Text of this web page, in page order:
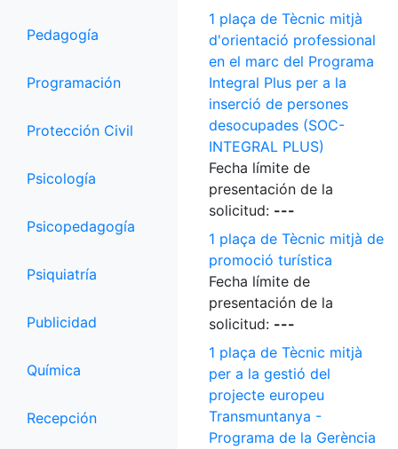
Pedagogía
Programación
Protección Civil
Psicología
Psicopedagogía
Psiquiatría
Publicidad
Química
Recepción
1 plaça de Tècnic mitjà
d'orientació professional
en el marc del Programa
Integral Plus per a la
inserció de persones
desocupades (SOC-
INTEGRAL PLUS)
Fecha límite de
presentación de la
solicitud: ---
1 plaça de Tècnic mitjà de
promoció turística
Fecha límite de
presentación de la
solicitud: ---
1 plaça de Tècnic mitjà
per a la gestió del
projecte europeu
Transmuntanya -
Programa de la Gerència